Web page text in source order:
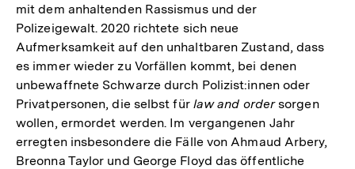
mit dem anhaltenden Rassismus und der
Polizeigewalt. 2020 richtete sich neue
Aufmerksamkeit auf den unhaltbaren Zustand, dass
es immer wieder zu Vorfällen kommt, bei denen
unbewaffnete Schwarze durch Polizist:innen oder
Privatpersonen, die selbst für law and ordersorgen
wollen, ermordet werden. Im vergangenen Jahr
erregten insbesondere die Fälle von Ahmaud Arbery,
Breonna Taylor und George Floyd das öffentliche